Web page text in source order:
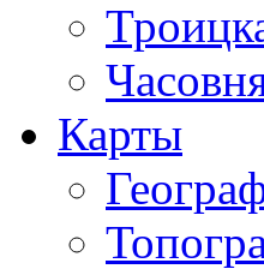
Карты